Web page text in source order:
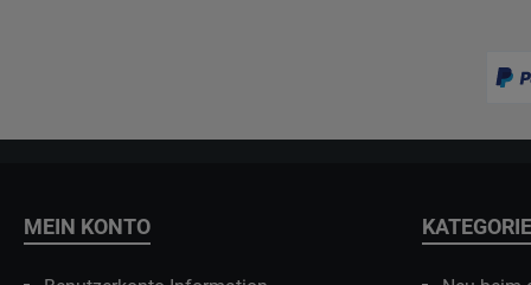
MEIN KONTO